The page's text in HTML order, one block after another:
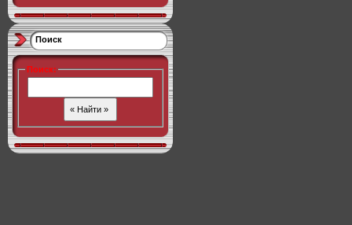
Поиск
Поиск: